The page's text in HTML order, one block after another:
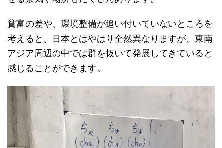
貧富の差や、環境整備が追い付いていないところを
考えると、日本とはやはり全然異なりますが、東南
アジア周辺の中では群を抜いて発展してきていると
感じることができます。